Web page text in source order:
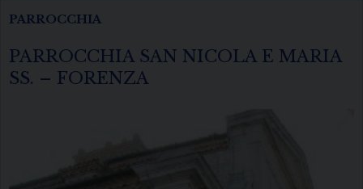
PARROCCHIA
PARROCCHIA SAN NICOLA E MARIA
SS. – FORENZA